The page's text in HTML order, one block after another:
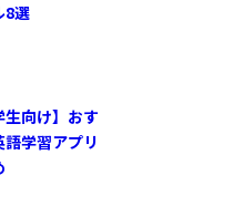
8選
生向け】おす
語学習アプリ